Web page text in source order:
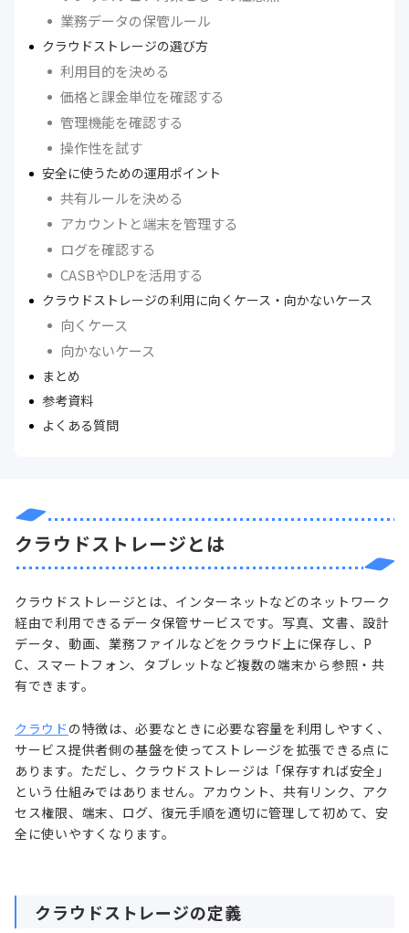
業務データの保管ルール
クラウドストレージの選び方
利用目的を決める
価格と課金単位を確認する
管理機能を確認する
操作性を試す
安全に使うための運用ポイント
共有ルールを決める
アカウントと端末を管理する
ログを確認する
CASBやDLPを活用する
クラウドストレージの利用に向くケース・向かないケース
向くケース
向かないケース
まとめ
参考資料
よくある質問
クラウドストレージとは
クラウドストレージとは、インターネットなどのネットワーク
経由で利用できるデータ保管サービスです。写真、文書、設計
データ、動画、業務ファイルなどをクラウド上に保存し、P
C、スマートフォン、タブレットなど複数の端末から参照・共
有できます。
クラウド の特徴は、必要なときに必要な容量を利用しやすく、
サービス提供者側の基盤を使ってストレージを拡張できる点に
あります。ただし、クラウドストレージは「保存すれば安全」
という仕組みではありません。アカウント、共有リンク、アク
セス権限、端末、ログ、復元手順を適切に管理して初めて、安
全に使いやすくなります。
クラウドストレージの定義